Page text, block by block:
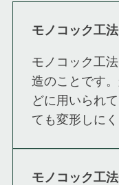
モノコック工
モノコック工
造のことです
どに用いられ
ても変形しに
モノコック工